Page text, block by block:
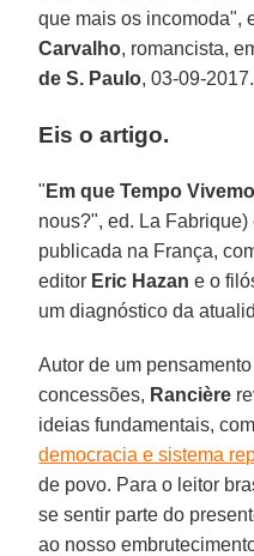
que mais os incomoda",
Carvalho, romancista,
de S. Paulo, 03-09-2017.
Eis o artigo.
" Em que Tempo
nous?", ed. La
publicada na França,
editor Eric Hazan e o
um diagnóstico da
Autor de um
concessões, Rancière
ideias fundamentais,
democracia e sistema
de povo. Para o leitor
se sentir parte do
ao nosso